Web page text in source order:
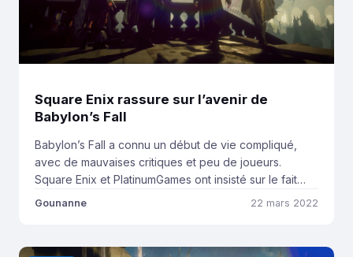
Square Enix rassure sur l’avenir de
Babylon’s Fall
Babylon’s Fall a connu un début de vie compliqué,
avec de mauvaises critiques et peu de joueurs.
Square Enix et PlatinumGames ont insisté sur le fait
que le développement de Babylon’s Fall n’est pas en
actuellement sur PS5. Il a aussi la pire note pour […]
Gounanne 22 mars 2022